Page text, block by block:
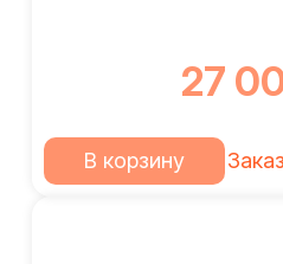
27
В корзину